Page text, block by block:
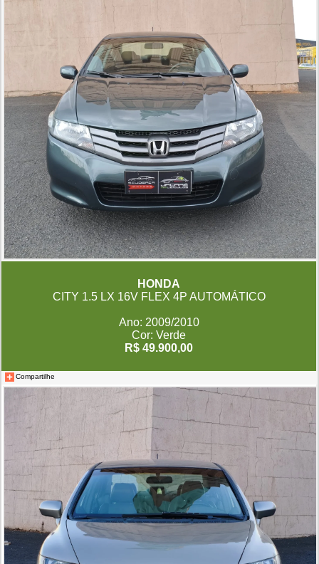
HONDA
CITY 1.5 LX 16V FLEX 4P AUTOMÁTICO
Ano: 2009/2010
Cor: Verde
R$ 49.900,00
Compartilhe